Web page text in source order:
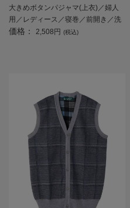
大きめボタンパジャマ(上衣)／婦人
用／レディース／寝巻／前開き／洗
い替え／／敬老の日／ギフト／プレ
価格： 2,508円 (税込)